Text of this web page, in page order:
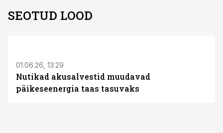
SEOTUD LOOD
01.06.26, 13:29
Nutikad akusalvestid muudavad
päikeseenergia taas tasuvaks